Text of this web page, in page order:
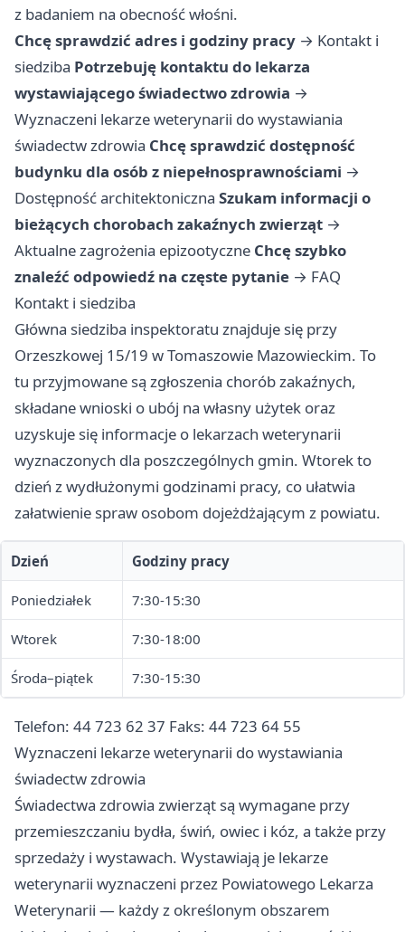
z badaniem na obecność włośni.
Chcę sprawdzić adres i godziny pracy → Kontakt i
siedziba Potrzebuję kontaktu do lekarza
wystawiającego świadectwo zdrowia →
Wyznaczeni lekarze weterynarii do wystawiania
świadectw zdrowia Chcę sprawdzić dostępność
budynku dla osób z niepełnosprawnościami →
Dostępność architektoniczna Szukam informacji o
bieżących chorobach zakaźnych zwierząt →
Aktualne zagrożenia epizootyczne Chcę szybko
znaleźć odpowiedź na częste pytanie → FAQ
Kontakt i siedziba
Główna siedziba inspektoratu znajduje się przy
Orzeszkowej 15/19 w Tomaszowie Mazowieckim. To
tu przyjmowane są zgłoszenia chorób zakaźnych,
składane wnioski o ubój na własny użytek oraz
uzyskuje się informacje o lekarzach weterynarii
wyznaczonych dla poszczególnych gmin. Wtorek to
dzień z wydłużonymi godzinami pracy, co ułatwia
załatwienie spraw osobom dojeżdżającym z powiatu.
Dzień Godziny pracy
Poniedziałek 7:30-15:30
Wtorek 7:30-18:00
Środa–piątek 7:30-15:30
Telefon: 44 723 62 37 Faks: 44 723 64 55
Wyznaczeni lekarze weterynarii do wystawiania
świadectw zdrowia
Świadectwa zdrowia zwierząt są wymagane przy
przemieszczaniu bydła, świń, owiec i kóz, a także przy
sprzedaży i wystawach. Wystawiają je lekarze
weterynarii wyznaczeni przez Powiatowego Lekarza
Weterynarii — każdy z określonym obszarem